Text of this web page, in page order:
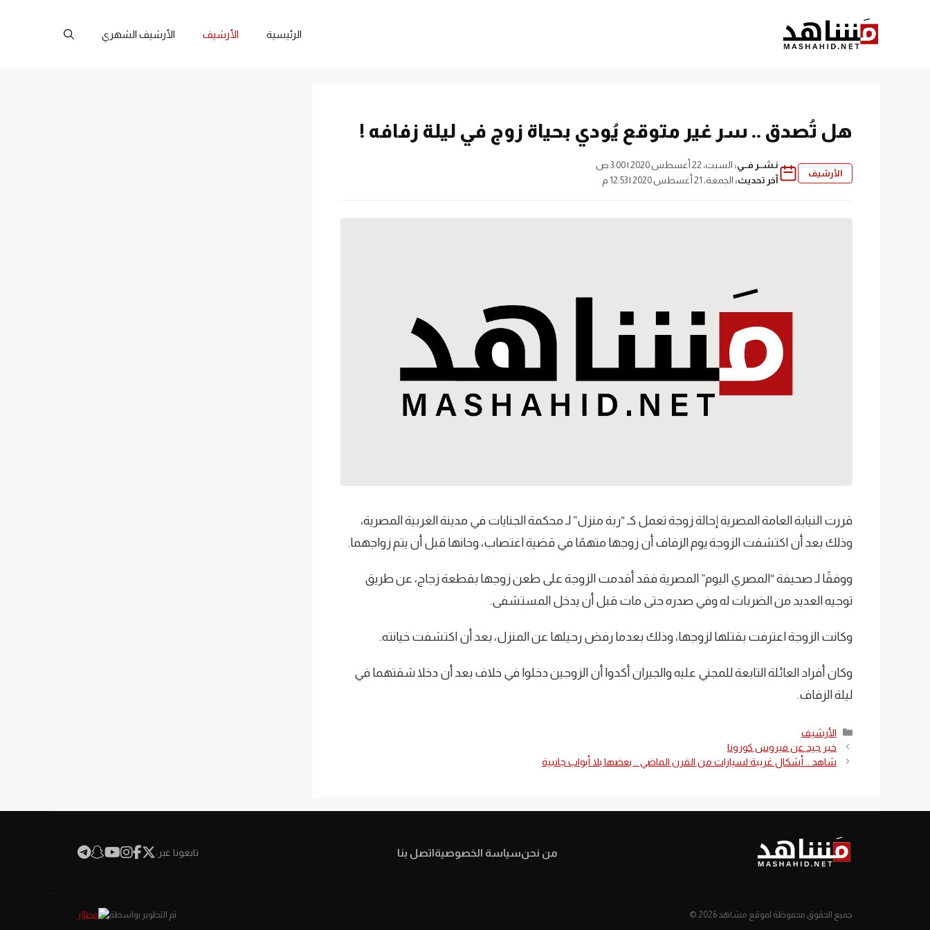
الرئيسية الأرشيف الأرشيف الشهري
هل تُصدق .. سر غير متوقع يُودي بحياة زوج في ليلة زفافه !
الأرشيف
نـشــر فــي: السبت، 22 أغسطس 2020 | 3:00 ص
آخر تحديث: الجمعة، 21 أغسطس 2020 | 12:53 م
قررت النيابة العامة المصرية إحالة زوجة تعمل كـ “ربة منزل” لـ محكمة الجنايات في مدينة الغربية المصرية،
وذلك بعد أن اكتشفت الزوجة يوم الزفاف أن زوجها متهمًا في قضية اغتصاب، وخانها قبل أن يتم زواجهما.
ووفقًا لـ صحيفة “المصري اليوم” المصرية فقد أقدمت الزوجة على طعن زوجها بقطعة زجاج، عن طريق
توجيه العديد من الضربات له وفي صدره حتى مات قبل أن يدخل المستشفى.
وكانت الزوجة اعترفت بقتلها لزوجها، وذلك بعدما رفض رحيلها عن المنزل، بعد أن اكتشفت خيانته.
وكان أفراد العائلة التابعة للمجني عليه والجيران أكدوا أن الزوجين دخلوا في خلاف بعد أن دخلا شقتهما في
ليلة الزفاف.
التصنيفات
الأرشيف
خبر جيد عن فيروس كورونا
شاهد .. أشكال غريبة لسيارات من القرن الماضي .. بعضها بلا أبواب جانبية
من نحنسياسة الخصوصيةاتصل بنا تابعونا عبر:
جميع الحقوق محفوظة لموقع مشاهد 2026 © تم التطوير بواسطة